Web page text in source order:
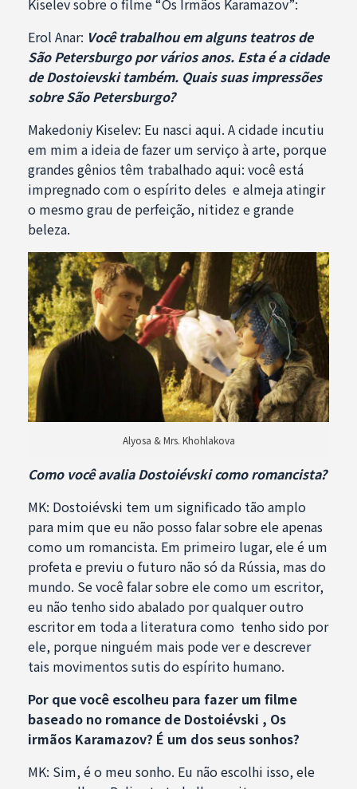
Kiselev sobre o filme “Os Irmãos Karamazov”:
Erol Anar: Você trabalhou em alguns teatros de
São Petersburgo por vários anos. Esta é a cidade
de Dostoievski também. Quais suas impressões
sobre São Petersburgo?
Makedoniy Kiselev: Eu nasci aqui. A cidade incutiu
em mim a ideia de fazer um serviço à arte, porque
grandes gênios têm trabalhado aqui: você está
impregnado com o espírito deles e almeja atingir
o mesmo grau de perfeição, nitidez e grande
beleza.
Alyosa & Mrs. Khohlakova
Como você avalia Dostoiévski como romancista?
MK: Dostoiévski tem um significado tão amplo
para mim que eu não posso falar sobre ele apenas
como um romancista. Em primeiro lugar, ele é um
profeta e previu o futuro não só da Rússia, mas do
mundo. Se você falar sobre ele como um escritor,
eu não tenho sido abalado por qualquer outro
escritor em toda a literatura como tenho sido por
ele, porque ninguém mais pode ver e descrever
tais movimentos sutis do espírito humano.
Por que você escolheu para fazer um filme
baseado no romance de Dostoiévski , Os
irmãos Karamazov? É um dos seus sonhos?
MK: Sim, é o meu sonho. Eu não escolhi isso, ele